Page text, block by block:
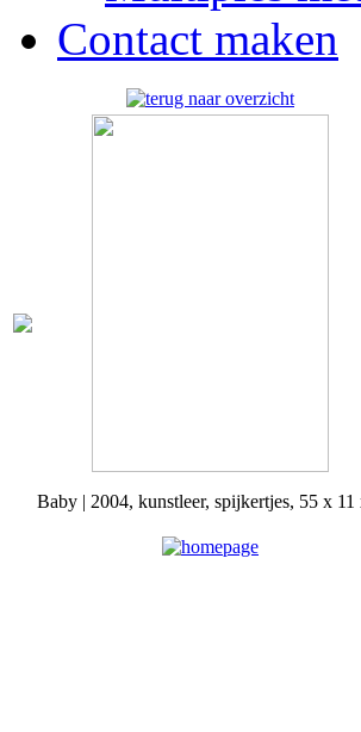
Contact maken
Baby | 2004, kunstleer, spijkertjes, 55 x 11